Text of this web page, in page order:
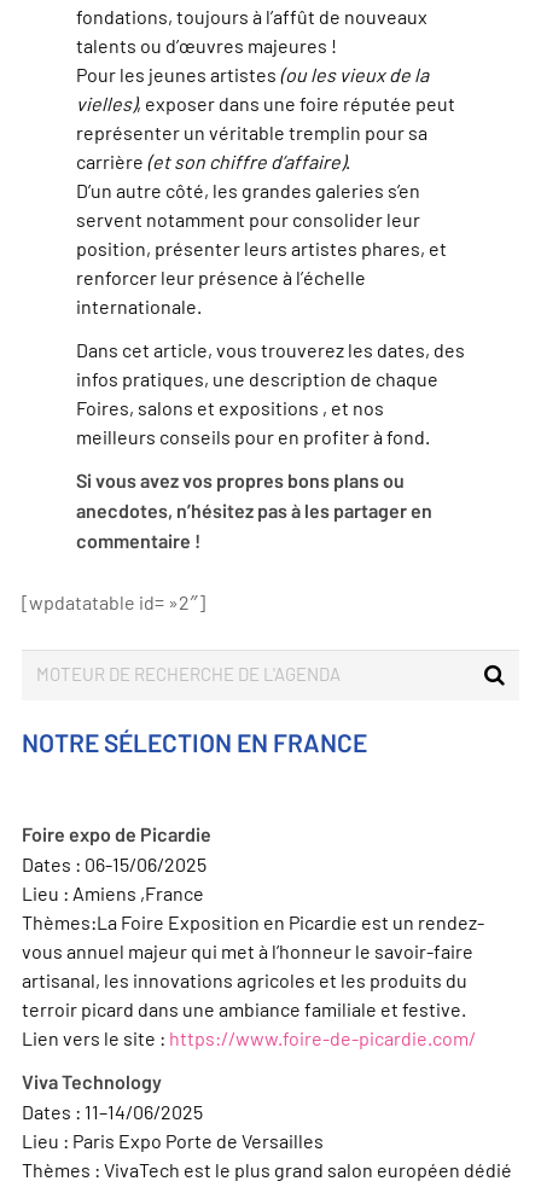
fondations, toujours à l’affût de nouveaux
talents ou d’œuvres majeures !
Pour les jeunes artistes (ou les vieux de la
vielles), exposer dans une foire réputée peut
représenter un véritable tremplin pour sa
carrière (et son chiffre d’affaire).
D’un autre côté, les grandes galeries s’en
servent notamment pour consolider leur
position, présenter leurs artistes phares, et
renforcer leur présence à l’échelle
internationale.
Dans cet article, vous trouverez les dates, des
infos pratiques, une description de chaque
Foires, salons et expositions , et nos
meilleurs conseils pour en profiter à fond.
Si vous avez vos propres bons plans ou
anecdotes, n’hésitez pas à les partager en
commentaire !
[wpdatatable id= »2″]
NOTRE SÉLECTION EN FRANCE
Foire expo de Picardie
Dates : 06-15/06/2025
Lieu : Amiens ,France
Thèmes:La Foire Exposition en Picardie est un rendez-
vous annuel majeur qui met à l’honneur le savoir-faire
artisanal, les innovations agricoles et les produits du
terroir picard dans une ambiance familiale et festive.
Lien vers le site : https://www.foire-de-picardie.com/
Viva Technology
Dates : 11–14/06/2025
Lieu : Paris Expo Porte de Versailles
Thèmes : VivaTech est le plus grand salon européen dédié